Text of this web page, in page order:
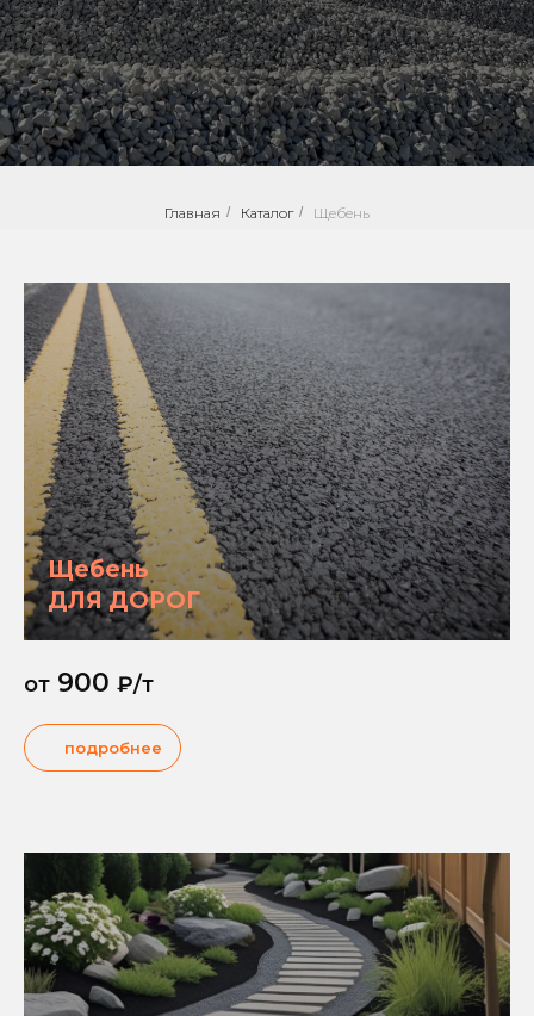
Главная / Каталог / Щебень
Щебень
ДЛЯ ДОРОГ
от 900 ₽/т
подробнее